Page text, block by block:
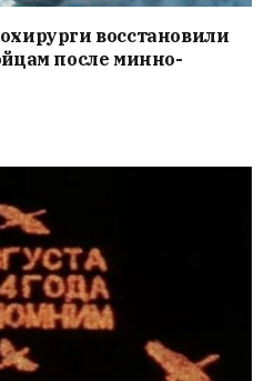
восстановили
после минно-